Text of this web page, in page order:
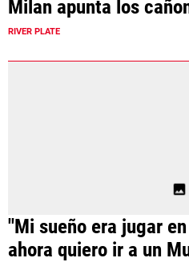
Milan apunta los
RIVER PLATE
"Mi sueño era jugar
ahora quiero ir a un